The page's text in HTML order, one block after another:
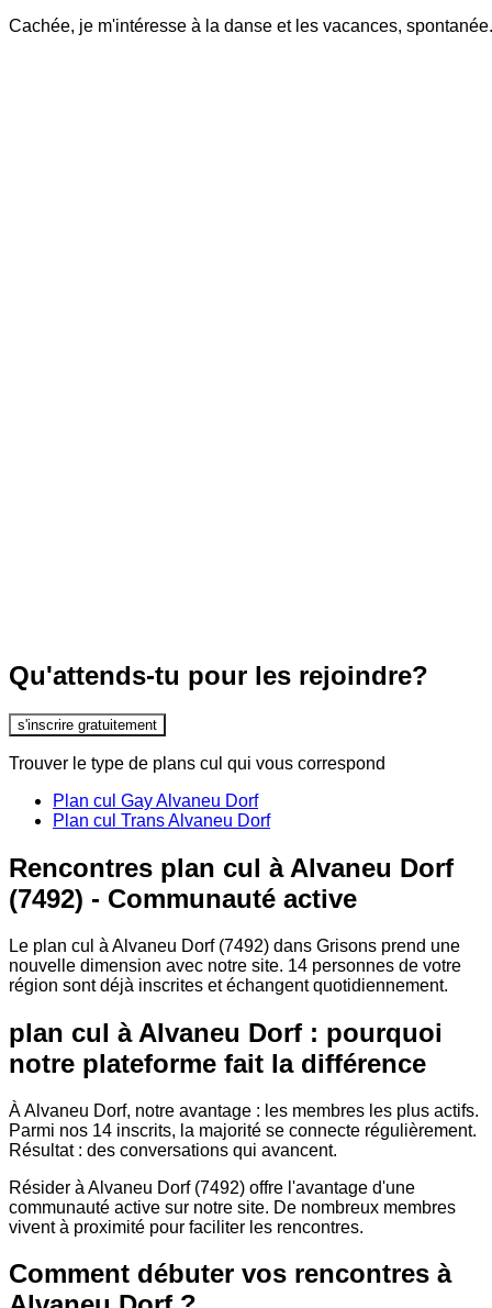
Cachée, je m'intéresse à la danse et les vacances,
Qu'attends-tu pour les rejoindre?
s'inscrire gratuitement
Trouver le type de plans cul qui vous correspond
Plan cul Gay Alvaneu Dorf
Plan cul Trans Alvaneu Dorf
Rencontres plan cul à Alvaneu Dorf
(7492) - Communauté active
Le plan cul à Alvaneu Dorf (7492) dans Grisons prend une
nouvelle dimension avec notre site. 14 personnes de votre
région sont déjà inscrites et échangent quotidiennement.
plan cul à Alvaneu Dorf : pourquoi
notre plateforme fait la différence
À Alvaneu Dorf, notre avantage : les membres les plus actifs.
Parmi nos 14 inscrits, la majorité se connecte régulièrement.
Résultat : des conversations qui avancent.
Résider à Alvaneu Dorf (7492) offre l'avantage d'une
communauté active sur notre site. De nombreux membres
vivent à proximité pour faciliter les rencontres.
Comment débuter vos rencontres à